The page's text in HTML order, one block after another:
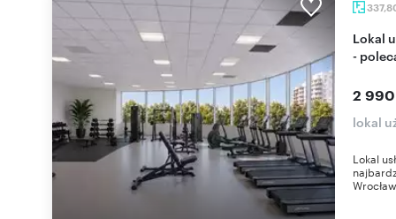
Lokal usługowy 338 m² z panoramiczną elewacją
-
2
lokal
Lokal